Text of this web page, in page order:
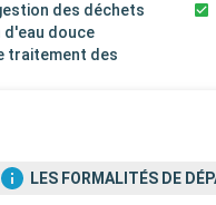
des déchets
douce
traitement des
LES FORMALITÉS DE